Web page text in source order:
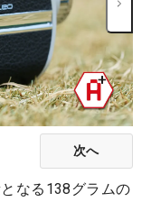
次へ
なる138グラムの